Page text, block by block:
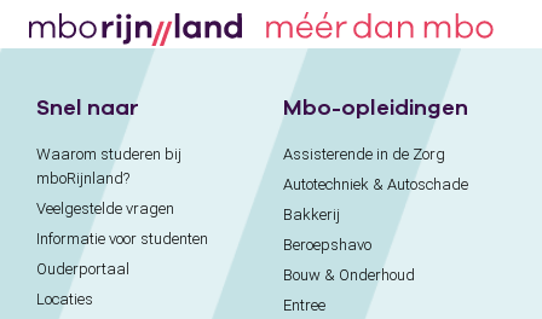
Snel naar
Waarom studeren bij
mboRijnland?
Veelgestelde vragen
Informatie voor studenten
Ouderportaal
Locaties
Mbo-opleidingen
Assisterende in de Zorg
Autotechniek & Autoschade
Bakkerij
Beroepshavo
Bouw & Onderhoud
Entree